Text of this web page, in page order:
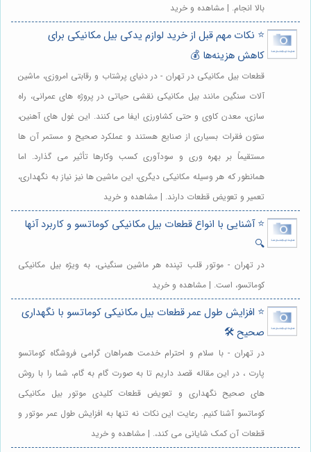
بالا انجام. | مشاهده و خرید
⭐️ نکات مهم قبل از خرید لوازم یدکی بیل مکانیکی برای
کاهش هزینه‌ها 💰
قطعات بیل مکانیکی در تهران - در دنیای پرشتاب و رقابتی امروزی، ماشین
آلات سنگین مانند بیل مکانیکی نقشی حیاتی در پروژه های عمرانی، راه
سازی، معدن کاوی و حتی کشاورزی ایفا می کنند. این غول های آهنین،
ستون فقرات بسیاری از صنایع هستند و عملکرد صحیح و مستمر آن ها
مستقیماً بر بهره وری و سودآوری کسب وکارها تأثیر می گذارد. اما
همانطور که هر وسیله مکانیکی دیگری، این ماشین ها نیز نیاز به نگهداری،
تعمیر و تعویض قطعات دارند. | مشاهده و خرید
⭐️ آشنایی با انواع قطعات بیل مکانیکی کوماتسو و کاربرد آنها
🔍
در تهران - موتور قلب تپنده هر ماشین سنگینی، به ویژه بیل مکانیکی
کوماتسو، است. | مشاهده و خرید
⭐️ افزایش طول عمر قطعات بیل مکانیکی کوماتسو با نگهداری
صحیح 🛠️
در تهران - با سلام و احترام خدمت همراهان گرامی فروشگاه کوماتسو
پارت ، در این مقاله قصد داریم تا به صورت گام به گام، شما را با روش
های صحیح نگهداری و تعویض قطعات کلیدی موتور بیل مکانیکی
کوماتسو آشنا کنیم. رعایت این نکات نه تنها به افزایش طول عمر موتور و
قطعات آن کمک شایانی می کند،. | مشاهده و خرید